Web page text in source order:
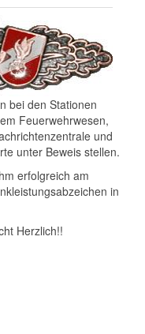
bei den Stationen
Feuerwehrwesen,
und
unter Beweis stellen.
erfolgreich am
in
Herzlich!!